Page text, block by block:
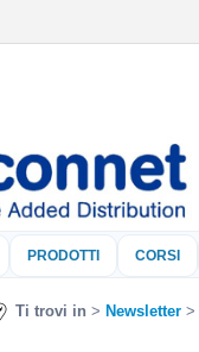
PRODOTTI CORSI
Ti trovi in Newsletter